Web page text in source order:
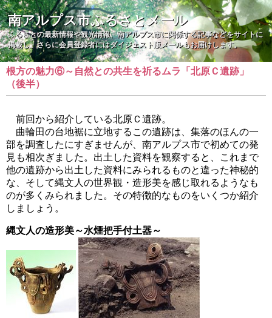
南アルプス市ふるさとメール
ふるさとの最新情報や観光情報、南アルプス市に関係する記事などをサイトに
掲載し、さらに会員登録者にはダイジェスト版メールもお届けします。
根方の魅力⑥～自然との共生を祈るムラ「北原Ｃ遺跡」
（後半）
前回から紹介している北原Ｃ遺跡。
曲輪田の台地裾に立地するこの遺跡は、集落のほんの一
部を調査したにすぎませんが、南アルプス市で初めての発
見も相次ぎました。出土した資料を観察すると、これまで
他の遺跡から出土した資料にみられるものと違った神秘的
な、そして縄文人の世界観・造形美を感じ取れるようなも
のが多くみられました。その特徴的なものをいくつか紹介
しましょう。
縄文人の造形美～水煙把手付土器～